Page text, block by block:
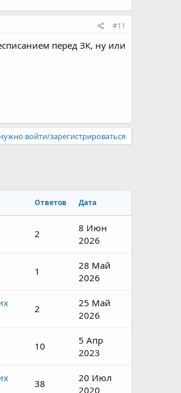
#11
перед ЗК, ну или
войти/зарегистрироваться
Ответов Дата
2
8 Июн
2026
1
28 Май
2026
2
25 Май
2026
10
5 Апр
2023
38
20 Июл
2020